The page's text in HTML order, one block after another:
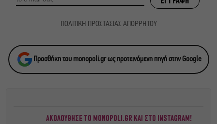
ΠΟΛΙΤΙΚΗ ΠΡΟΣΤΑΣΙΑΣ ΑΠΟΡΡΗΤΟΥ
Προσθήκη του monopoli.gr ως προτεινόμενη πηγή στην Google
ΑΚΟΛΟΥΘΗΣΕ ΤΟ MONOPOLI.GR ΚΑΙ ΣΤΟ INSTAGRAM!